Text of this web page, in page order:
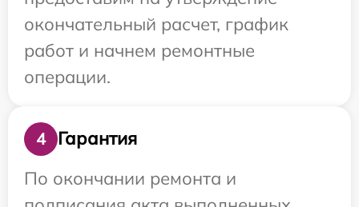
окончательный расчет, график
работ и начнем ремонтные
операции.
4
Гарантия
По окончании ремонта и